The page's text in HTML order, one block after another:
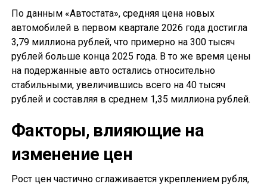
По данным «Автостата», средняя цена новых
автомобилей в первом квартале 2026 года достигла
3,79 миллиона рублей, что примерно на 300 тысяч
рублей больше конца 2025 года. В то же время цены
на подержанные авто остались относительно
стабильными, увеличившись всего на 40 тысяч
рублей и составляя в среднем 1,35 миллиона рублей.
Факторы, влияющие на
изменение цен
Рост цен частично сглаживается укреплением рубля,